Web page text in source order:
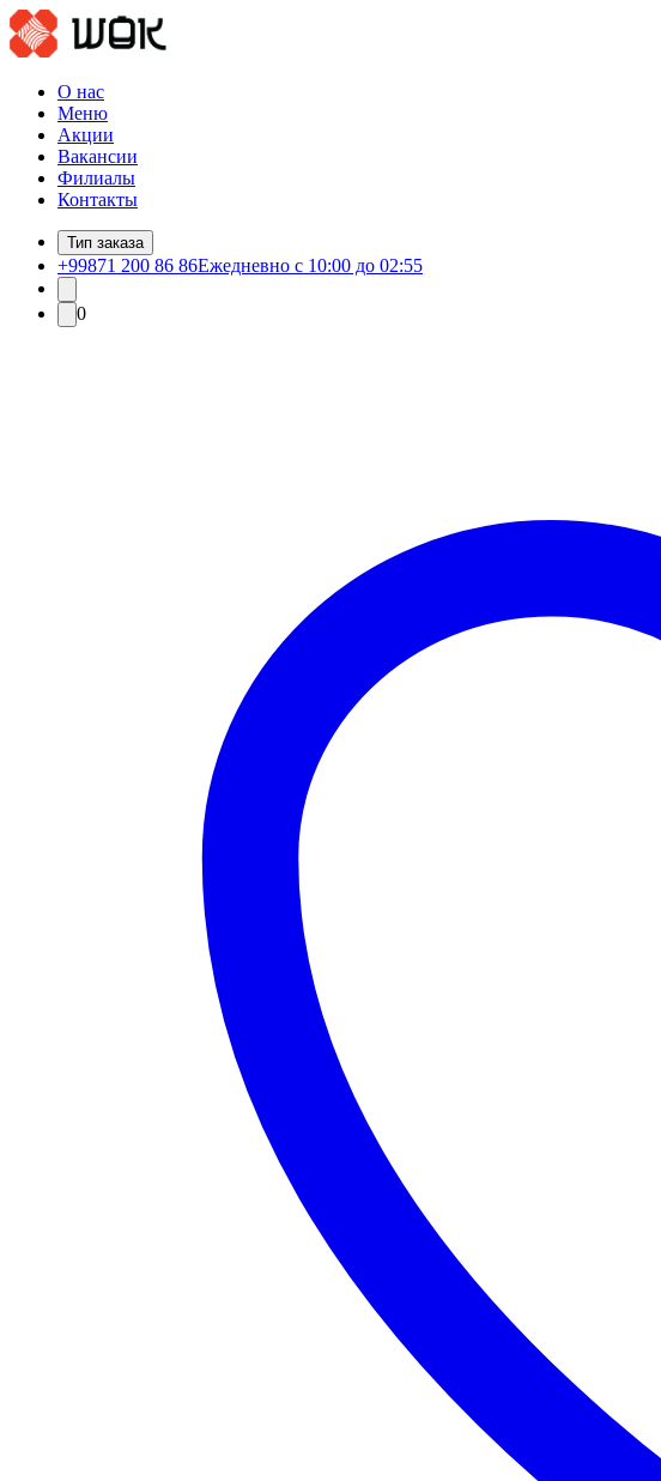
О нас
Меню
Акции
Вакансии
Филиалы
Контакты
Тип заказа
+99871 200 86 86Ежедневно с 10:00 до 02:55
0